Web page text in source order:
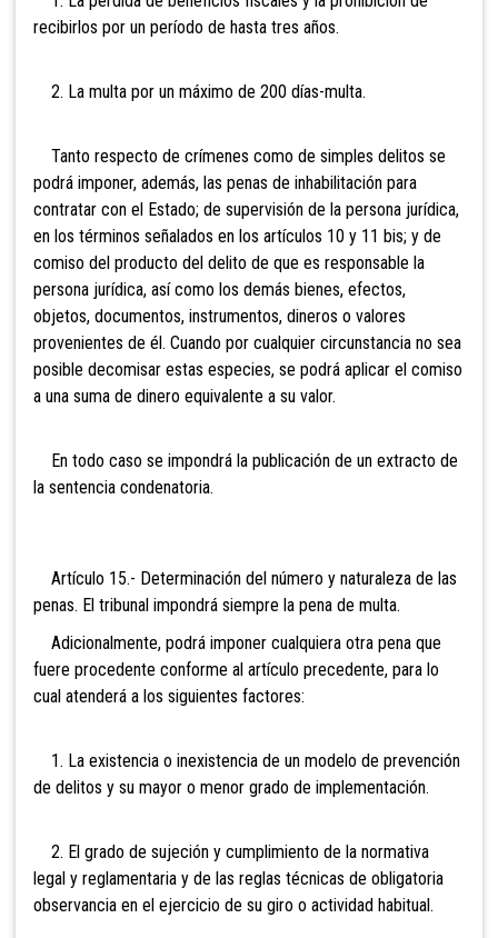
recibirlos por un período de hasta tres años.
2. La multa por un máximo de 200 días-multa.
Tanto respecto de crímenes como de simples delitos se
podrá imponer, además, las penas de inhabilitación para
contratar con el Estado; de supervisión de la persona jurídica,
en los términos señalados en los artículos 10 y 11 bis; y de
comiso del producto del delito de que es responsable la
persona jurídica, así como los demás bienes, efectos,
objetos, documentos, instrumentos, dineros o valores
provenientes de él. Cuando por cualquier circunstancia no sea
posible decomisar estas especies, se podrá aplicar el comiso
a una suma de dinero equivalente a su valor.
En todo caso se impondrá la publicación de un extracto de
la sentencia condenatoria.
Artículo 15.- Determinación del número y naturaleza de las
penas. El tribunal impondrá siempre la pena de multa.
Adicionalmente, podrá imponer cualquiera otra pena que
fuere procedente conforme al artículo precedente, para lo
cual atenderá a los siguientes factores:
1. La existencia o inexistencia de un modelo de prevención
de delitos y su mayor o menor grado de implementación.
2. El grado de sujeción y cumplimiento de la normativa
legal y reglamentaria y de las reglas técnicas de obligatoria
observancia en el ejercicio de su giro o actividad habitual.